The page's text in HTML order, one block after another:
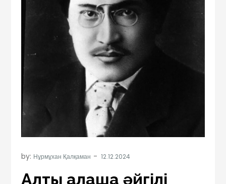
by: Нұрмұхан Қалқаман
Алты алашқа әйгілі